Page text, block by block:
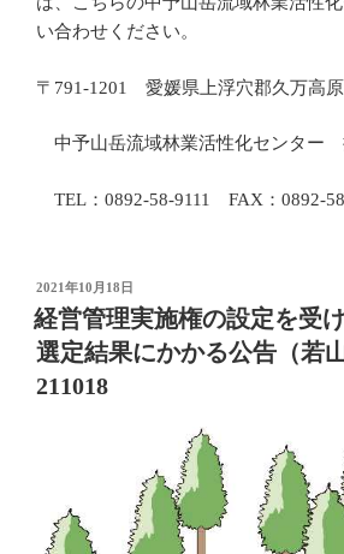
い合わせください。
〒791-1201 愛媛県上浮穴郡久万高
中予山岳流域林業活性化センター
TEL：0892-58-9111 FAX：0892-
投
稿
日:
2021年10月18日
経営管理実施権の設定を受
選定結果にかかる公告（若
211018